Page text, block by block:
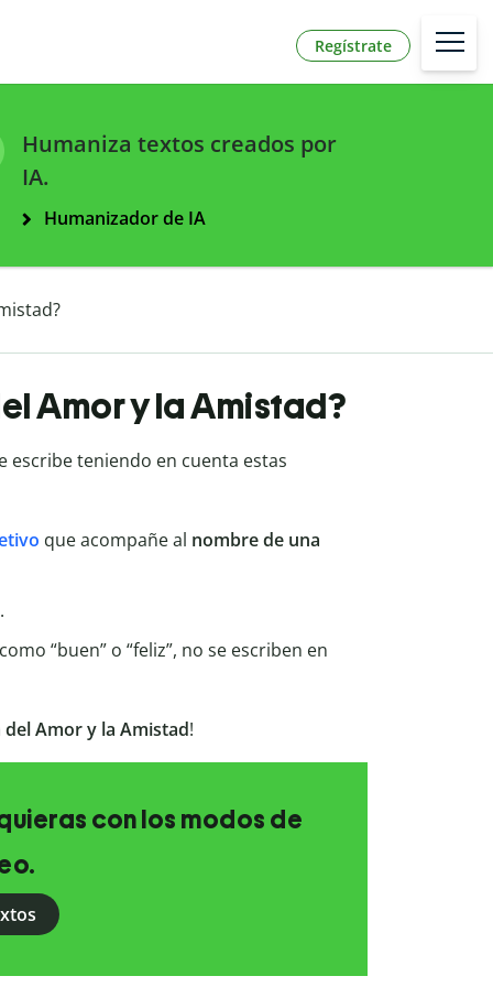
Regístrate
Humaniza textos creados por
IA.
Humanizador de IA
Amor y la Amistad?
escribe teniendo en cuenta estas
que acompañe al nombre de una
“buen” o “feliz”, no se escriben en
del Amor y la Amistad!
con los modos de